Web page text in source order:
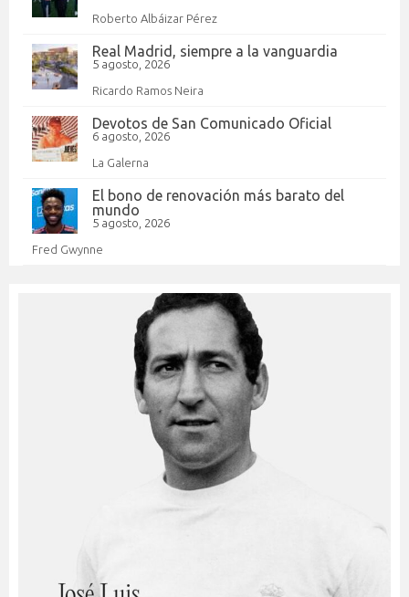
Roberto Albáizar Pérez
Real Madrid, siempre a la vanguardia
5 agosto, 2026
Ricardo Ramos Neira
Devotos de San Comunicado Oficial
6 agosto, 2026
La Galerna
El bono de renovación más barato del
mundo
5 agosto, 2026
Fred Gwynne